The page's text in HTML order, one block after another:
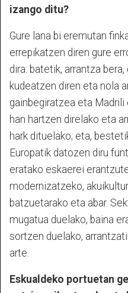
izango ditu?
Gure lana bi eremutan
errepikatzen diren gure
dira: batetik, arrantza
kudeatzen diren eta nola
gainbegiratzea eta
han hartzen direlako eta
hark dituelako; eta,
Europatik datozen diru
eratako eskaerei
modernizatzeko,
batzuetarako eta abar.
mugatua duelako, baina
sortzen duelako,
arte.
Eskualdeko portuetan